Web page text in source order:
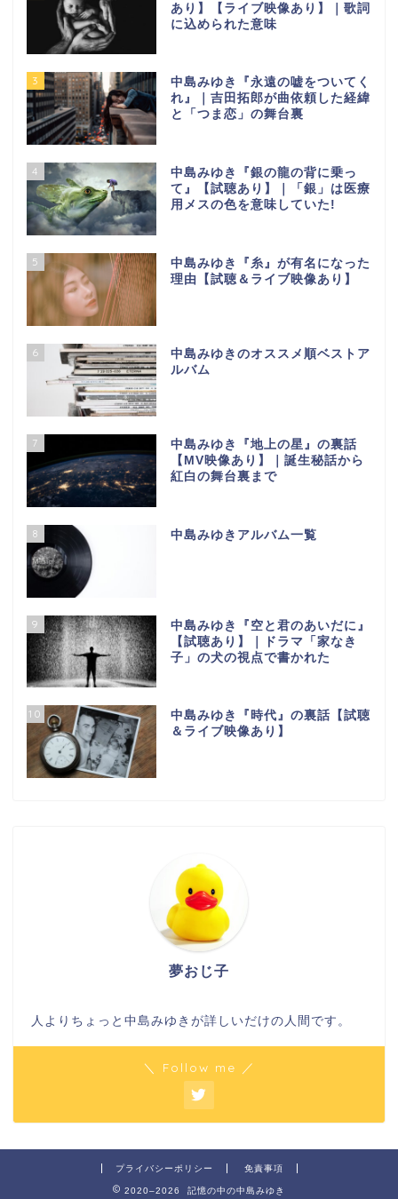
あり】【ライブ映像あり】｜歌詞
に込められた意味
3
中島みゆき『永遠の嘘をついてく
れ』｜吉田拓郎が曲依頼した経緯
と「つま恋」の舞台裏
4
中島みゆき『銀の龍の背に乗っ
て』【試聴あり】｜「銀」は医療
用メスの色を意味していた!
5
中島みゆき『糸』が有名になった
理由【試聴＆ライブ映像あり】
6
中島みゆきのオススメ順ベストア
ルバム
7
中島みゆき『地上の星』の裏話
【МV映像あり】｜誕生秘話から
紅白の舞台裏まで
8 中島みゆきアルバム一覧
9
中島みゆき『空と君のあいだに』
【試聴あり】｜ドラマ「家なき
子」の犬の視点で書かれた
10
中島みゆき『時代』の裏話【試聴
＆ライブ映像あり】
夢おじ子
人よりちょっと中島みゆきが詳しいだけの人間です。
＼ Follow me ／
プライバシーポリシー 免責事項
2020–2026 記憶の中の中島みゆき